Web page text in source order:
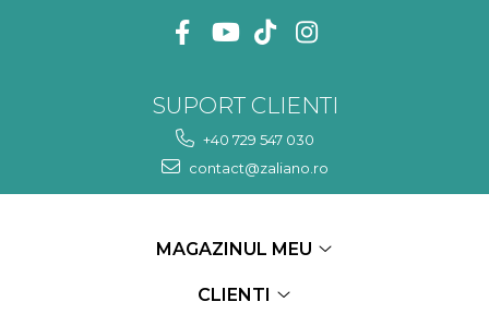
SUPORT CLIENTI
+40 729 547 030
contact@zaliano.ro
MAGAZINUL MEU
CLIENTI